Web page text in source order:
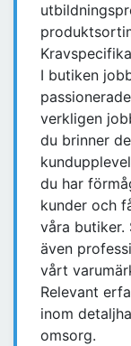
I butiken
verkligen
du brinner
du har
kunder och
våra butiker.
även
vårt
Relevant
inom
omsorg.